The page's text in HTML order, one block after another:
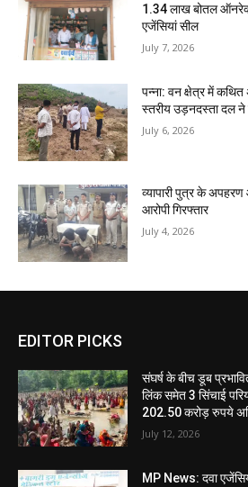
1.34 लाख बोतल
एजेंसियां सील
July 7, 2026
पन्ना: वन क्षेत्र में
स्तरीय उड़नदस्ता दल ने
July 6, 2026
व्यापारी पुत्र के
आरोपी गिरफ्तार
July 4, 2026
EDITOR PICKS
संघर्ष के बीच डूब
लिंक समेत 3 सिंचाई
202.50 करोड़ रुपये
July 12, 2026
MP News: दवा